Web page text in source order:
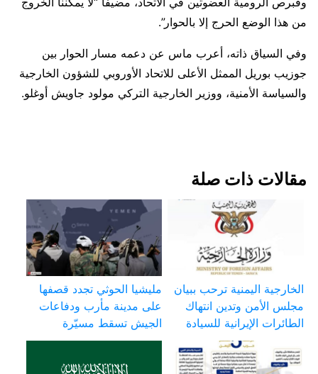
من هذا الوضع الحرج إلا بالحوار”.
وفي السياق ذاته، أعرب ماس عن دعمه مسار الحوار بين
جوزيب بوريل الممثل الأعلى للاتحاد الأوروبي للشؤون الخارجية
والسياسة الأمنية، ووزير الخارجية التركي مولود جاويش أوغلو.
مقالات ذات صلة
الخارجية اليمنية ترحب ببيان
مجلس الأمن وتدين انتهاك
الطائرات الإيرانية للسيادة
مليشيا الحوثي تجدد قصفها
على مدينة مأرب ودفاعات
الجيش تسقط مسيّرة